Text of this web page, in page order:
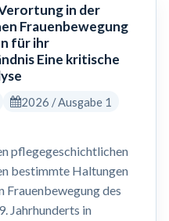
in der
Frauenbewegung
für ihr
Eine kritische
2026 / Ausgabe 1
pflegegeschichtlichen
bestimmte Haltungen
Frauenbewegung des
Jahrhunderts in